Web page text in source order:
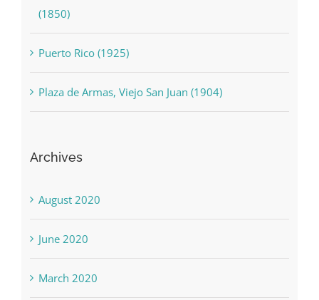
(1850)
Puerto Rico (1925)
Plaza de Armas, Viejo San Juan (1904)
Archives
August 2020
June 2020
March 2020